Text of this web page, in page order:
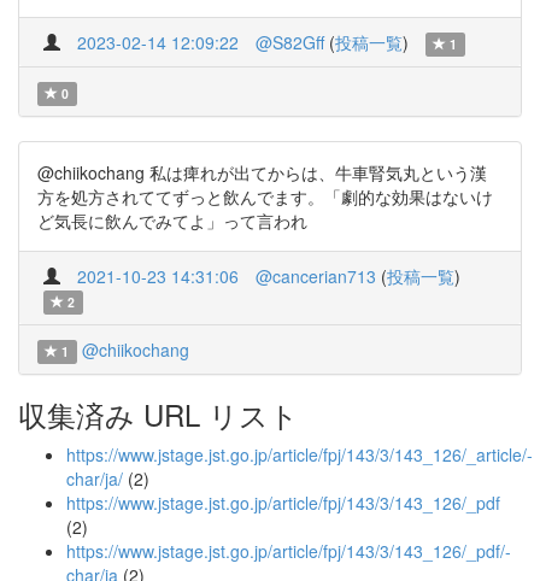
2023-02-14 12:09:22 @S82Gff(投稿一覧) 1
0
@chiikochang 私は痺れが出てからは、牛車腎気丸という漢
方を処方されててずっと飲んでます。「劇的な効果はないけ
ど気長に飲んでみてよ」って言われ
2021-10-23 14:31:06 @cancerian713 (投稿一覧)
2
1 @chiikochang
収集済み URL リスト
https://www.jstage.jst.go.jp/article/fpj/143/3/143_126/_article/-
char/ja/ (2)
https://www.jstage.jst.go.jp/article/fpj/143/3/143_126/_pdf
(2)
https://www.jstage.jst.go.jp/article/fpj/143/3/143_126/_pdf/-
char/ja (2)